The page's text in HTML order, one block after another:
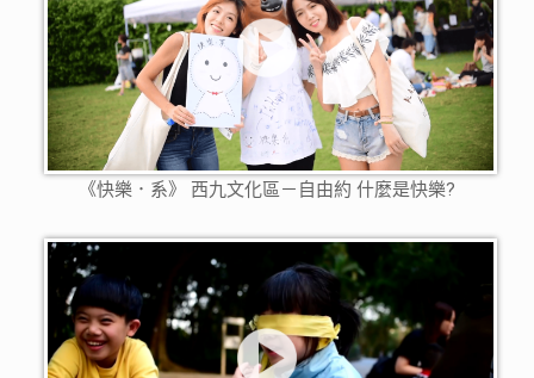
《快樂．系》 西九文化區－自由約 什麼是快樂?